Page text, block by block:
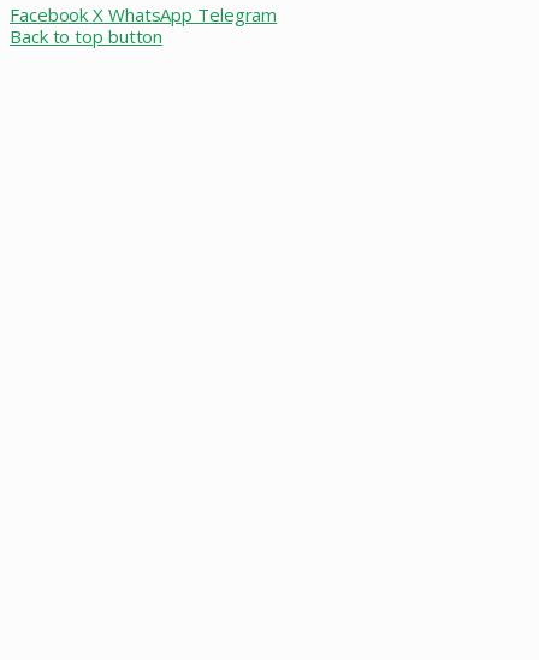
Facebook X WhatsApp Telegram
Back to top button